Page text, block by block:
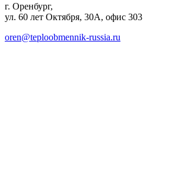
г. Оренбург,
ул. 60 лет Октября, 30А, офис 303
oren@teploobmennik-russia.ru